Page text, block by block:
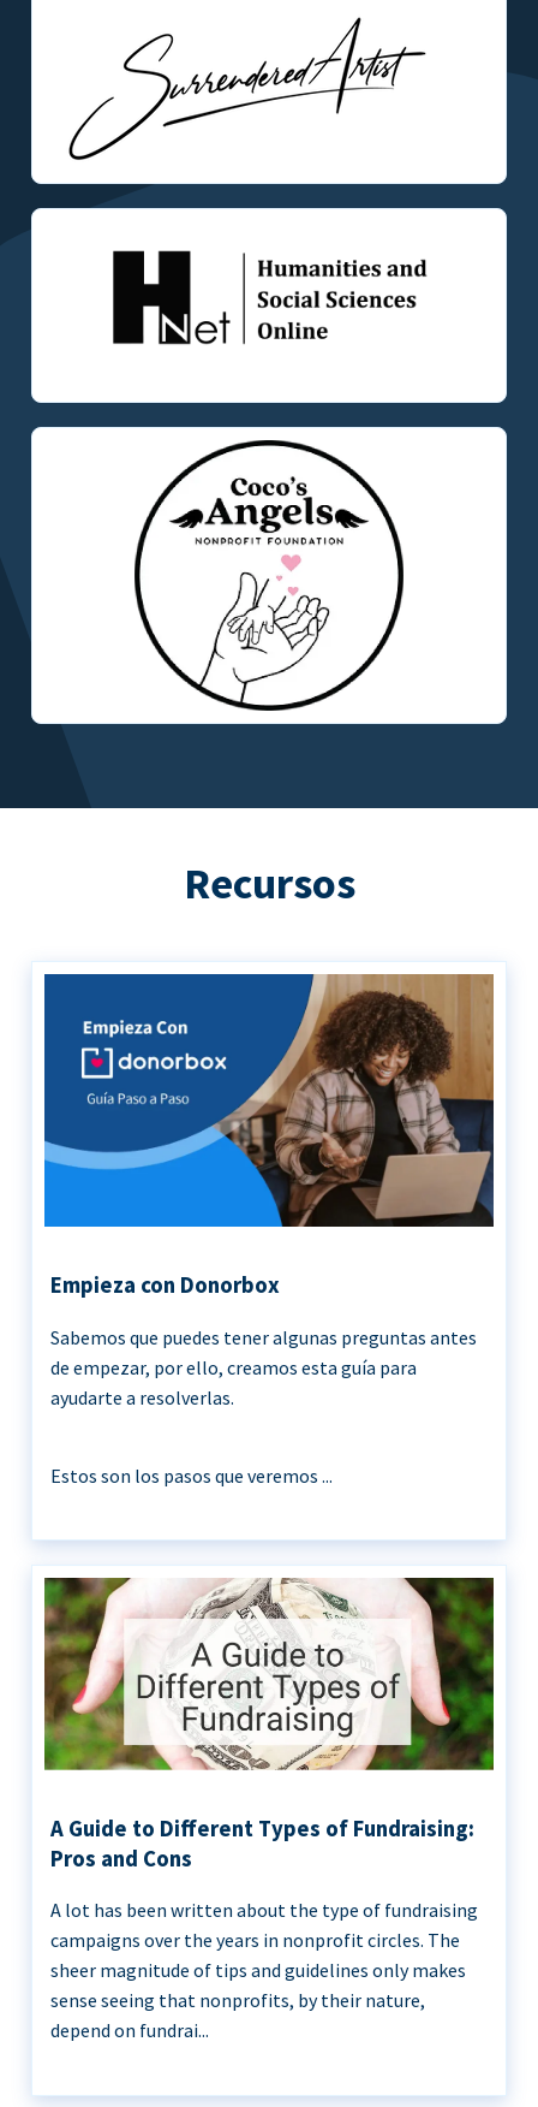
Recursos
Empieza con Donorbox
Sabemos que puedes tener algunas preguntas antes
de empezar, por ello, creamos esta guía para
ayudarte a resolverlas.
Estos son los pasos que veremos ...
A Guide to Different Types of Fundraising:
Pros and Cons
A lot has been written about the type of fundraising
campaigns over the years in nonprofit circles. The
sheer magnitude of tips and guidelines only makes
sense seeing that nonprofits, by their nature,
depend on fundrai...